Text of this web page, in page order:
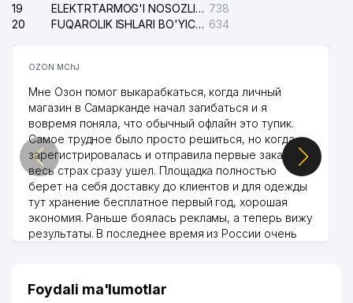
19
ELEKTRTARMOG'I NOSOZLIKLARINI TO'ZATISH SERGELI XIZMATI 738
20
FUQAROLIK ISHLARI BO'YICHA UCH-TEPA TUMANI SUDI 634
OZON MChJ
Мне Озон помог выкарабкаться, когда личный
магазин в Самарканде начал загибаться и я
вовремя поняла, что обычный офлайн это тупик.
Самое трудное было просто решиться, но когда
зарегистрировалась и отправила первые заказы,
весь страх сразу ушел. Площадка полностью
берет на себя доставку до клиентов и для одежды
тут хранение бесплатное первый год, хорошая
экономия. Раньше боялась рекламы, а теперь вижу
результаты. В последнее время из России очень
дальше развиваюсь потихоньку😊
Hamida 03.08.2026 12:45:39
Foydali ma'lumotlar